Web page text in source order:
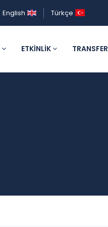
English Türkçe
ETKINLIK TRANSFER